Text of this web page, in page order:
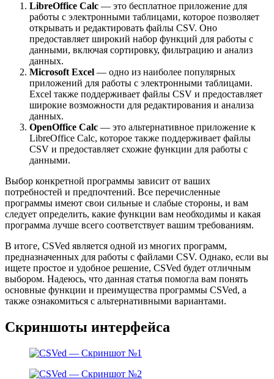
LibreOffice Calc — это бесплатное приложение для
работы с электронными таблицами, которое позволяет
открывать и редактировать файлы CSV. Оно
предоставляет широкий набор функций для работы с
данными, включая сортировку, фильтрацию и анализ
данных.
Microsoft Excel — одно из наиболее популярных
приложений для работы с электронными таблицами.
Excel также поддерживает файлы CSV и предоставляет
широкие возможности для редактирования и анализа
данных.
OpenOffice Calc — это альтернативное приложение к
LibreOffice Calc, которое также поддерживает файлы
CSV и предоставляет схожие функции для работы с
данными.
Выбор конкретной программы зависит от ваших
потребностей и предпочтений. Все перечисленные
программы имеют свои сильные и слабые стороны, и вам
следует определить, какие функции вам необходимы и какая
программа лучше всего соответствует вашим требованиям.
В итоге, CSVed является одной из многих программ,
предназначенных для работы с файлами CSV. Однако, если вы
ищете простое и удобное решение, CSVed будет отличным
выбором. Надеюсь, что данная статья помогла вам понять
основные функции и преимущества программы CSVed, а
также ознакомиться с альтернативными вариантами.
Скриншоты интерфейса